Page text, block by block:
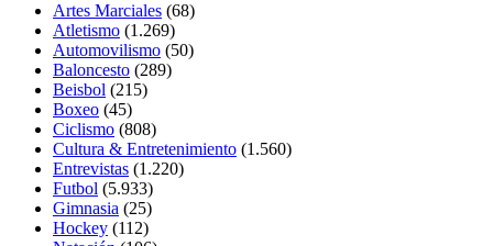
Artes Marciales (68)
Atletismo (1.269)
Automovilismo (50)
Baloncesto (289)
Beisbol (215)
Boxeo (45)
Ciclismo (808)
Cultura & Entretenimiento (1.560)
Entrevistas (1.220)
Futbol (5.933)
Gimnasia (25)
Hockey (112)